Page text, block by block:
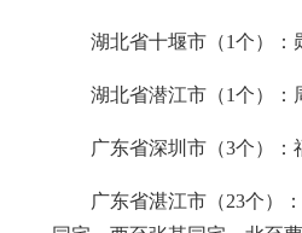
湖北省十堰市（1个）：
湖北省潜江市（1个）：
广东省深圳市（3个）
广东省湛江市（23个）